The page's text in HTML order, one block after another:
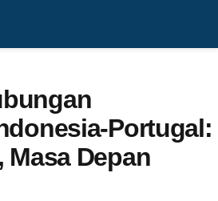
Portugal:
Masa Depan